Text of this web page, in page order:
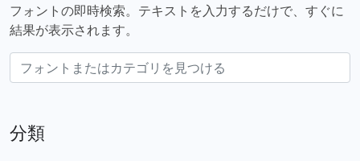
フォントの即時検索。テキストを入力するだけで、すぐに
結果が表示されます。
分類